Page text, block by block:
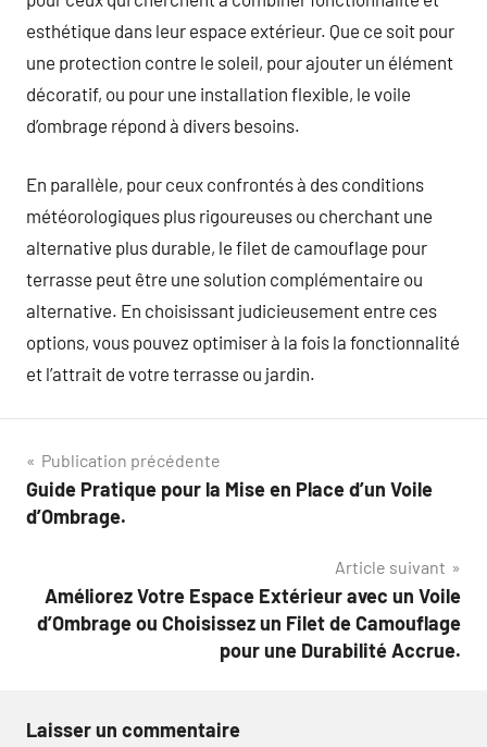
esthétique dans leur espace extérieur. Que ce soit pour
une protection contre le soleil, pour ajouter un élément
décoratif, ou pour une installation flexible, le voile
d’ombrage répond à divers besoins.
En parallèle, pour ceux confrontés à des conditions
météorologiques plus rigoureuses ou cherchant une
alternative plus durable, le filet de camouflage pour
terrasse peut être une solution complémentaire ou
alternative. En choisissant judicieusement entre ces
options, vous pouvez optimiser à la fois la fonctionnalité
et l’attrait de votre terrasse ou jardin.
Navigation
de
Publication précédente
Guide Pratique pour la Mise en Place d’un Voile
d’Ombrage.
Article suivant
Améliorez Votre Espace Extérieur avec un Voile
d’Ombrage ou Choisissez un Filet de Camouflage
pour une Durabilité Accrue.
Laisser un commentaire